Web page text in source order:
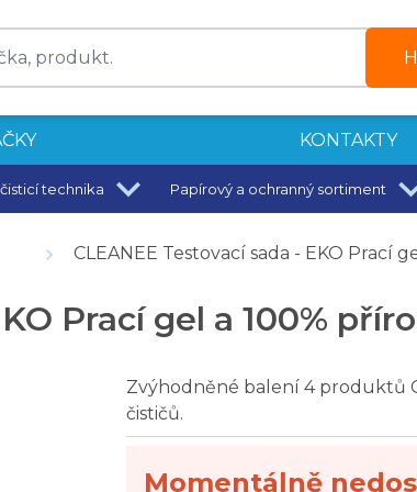
KONTAKTY
technika Papírový a ochranný sortiment
CLEANEE Testovací sada - EKO Prací
Prací gel a 100%
Zvýhodněné balení 4 produktů
čističů.
Momentálně